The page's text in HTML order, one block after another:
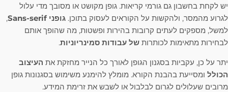
יש לקחת בחשבון גם גורמי קריאות. גופן מקושט או מסובך מדי עלול
לגרוע מהמסר, ולהקשות על הקוראים לעסוק בתוכן. גופני Sans-serif
,
למשל, מספקים לעתים קרובות בהירות ופשטות, מה שהופך אותם
לבחירות מתאימות לכותרות של עבודות סמינריוניות.
יתר על כן, עקביות בסגנון הגופן לאורך כל הנייר מחזקת את העיצוב
הכולל ומסייעת בהבנת הקורא. מומלץ להימנע משימוש בסגנונות גופן
מרובים שעלולים לגרום לבלבול או לשבש את זרימת המידע.